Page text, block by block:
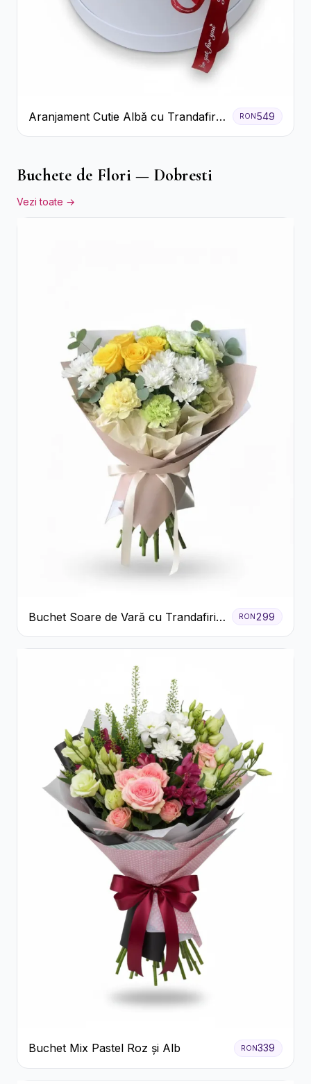
Aranjament Cutie Albă cu Trandafiri
Roșii și Raffaello
RON 549
Buchete de Flori — Dobresti
Vezi toate →
Buchet Soare de Vară cu Trandafiri
Galbeni și Crizanteme Albe
RON 299
Buchet Mix Pastel Roz și Alb RON339